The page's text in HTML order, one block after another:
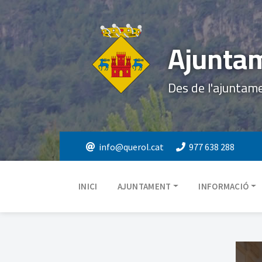
Des de
info@querol.cat 977 638 288
INICI AJUNTAMENT INFORMACIÓ